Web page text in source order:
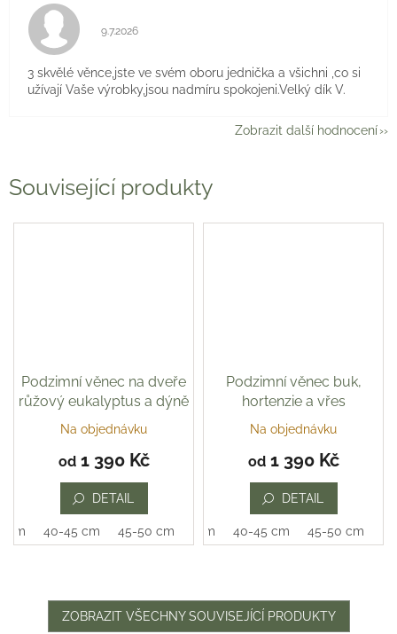
Související produkty
Podzimní věnec na dveře
růžový eukalyptus a dýně
Na objednávku
od1 390 Kč
DETAIL
cm 40-45 cm 45-50 cm
Podzimní věnec buk,
hortenzie a vřes
Na objednávku
od1 390 Kč
DETAIL
35-40 cm 40-45 cm 45-50 cm
ZOBRAZIT VŠECHNY SOUVISEJÍCÍ PRODUKTY
Hodnocení obchodu je 5 z 5 hvězdiček.
9.7.2026
3 skvělé věnce,jste ve svém oboru jednička a všichni ,co si
užívají Vaše výrobky,jsou nadmíru spokojeni.Velký dík V.
Zobrazit další hodnocení